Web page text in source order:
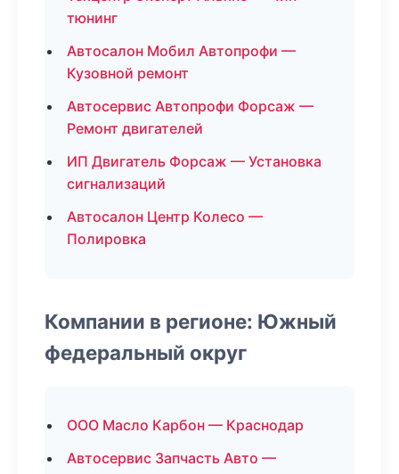
тюнинг
Автосалон Мобил Автопрофи —
Кузовной ремонт
Автосервис Автопрофи Форсаж —
Ремонт двигателей
ИП Двигатель Форсаж — Установка
сигнализаций
Автосалон Центр Колесо —
Полировка
Компании в регионе: Южный
федеральный округ
ООО Масло Карбон — Краснодар
Автосервис Запчасть Авто —